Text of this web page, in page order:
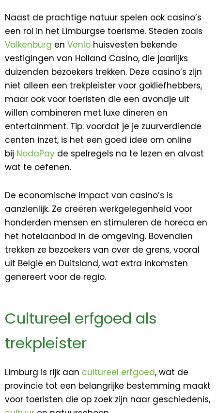
Naast de prachtige natuur spelen ook casino’s
een rol in het Limburgse toerisme. Steden zoals
Valkenburg en Venlo huisvesten bekende
vestigingen van Holland Casino, die jaarlijks
duizenden bezoekers trekken. Deze casino’s zijn
niet alleen een trekpleister voor gokliefhebbers,
maar ook voor toeristen die een avondje uit
willen combineren met luxe dineren en
entertainment. Tip: voordat je je zuurverdiende
centen inzet, is het een goed idee om online
bij NodaPay de spelregels na te lezen en alvast
wat te oefenen.
De economische impact van casino’s is
aanzienlijk. Ze creëren werkgelegenheid voor
honderden mensen en stimuleren de horeca en
het hotelaanbod in de omgeving. Bovendien
trekken ze bezoekers van over de grens, vooral
uit België en Duitsland, wat extra inkomsten
genereert voor de regio.
Cultureel erfgoed als
trekpleister
Limburg is rijk aan cultureel erfgoed, wat de
provincie tot een belangrijke bestemming maakt
voor toeristen die op zoek zijn naar geschiedenis,